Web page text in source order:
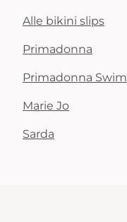
Alle bikini slips
Primadonna
Primadonna Swim
Marie Jo
Sarda